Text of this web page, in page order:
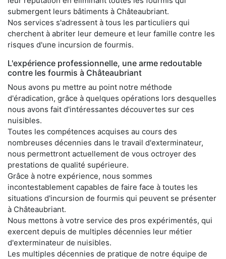
submergent leurs bâtiments à Châteaubriant.
Nos services s'adressent à tous les particuliers qui
cherchent à abriter leur demeure et leur famille contre les
risques d'une incursion de fourmis.
L'expérience professionnelle, une arme redoutable
contre les fourmis à Châteaubriant
Nous avons pu mettre au point notre méthode
d'éradication, grâce à quelques opérations lors desquelles
nous avons fait d'intéressantes découvertes sur ces
nuisibles.
Toutes les compétences acquises au cours des
nombreuses décennies dans le travail d'exterminateur,
nous permettront actuellement de vous octroyer des
prestations de qualité supérieure.
Grâce à notre expérience, nous sommes
incontestablement capables de faire face à toutes les
situations d'incursion de fourmis qui peuvent se présenter
à Châteaubriant.
Nous mettons à votre service des pros expérimentés, qui
exercent depuis de multiples décennies leur métier
d'exterminateur de nuisibles.
Les multiples décennies de pratique de notre équipe de